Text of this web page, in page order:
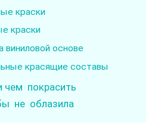
краски
краски
виниловой основе
красящие составы
чем покрасить
не облазила